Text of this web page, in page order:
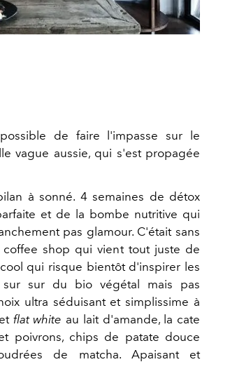
de faire l'impasse sur le
vague aussie, qui s'est propagée
à sonné. 4 semaines de détox
et de la bombe nutritive qui
pas glamour. C'était sans
shop qui vient tout juste de
qui risque bientôt d'inspirer les
sur sur du bio végétal mais pas
ultra séduisant et simplissime à
flat white au lait d'amande, la cate
poivrons, chips de patate douce
de matcha. Apaisant et